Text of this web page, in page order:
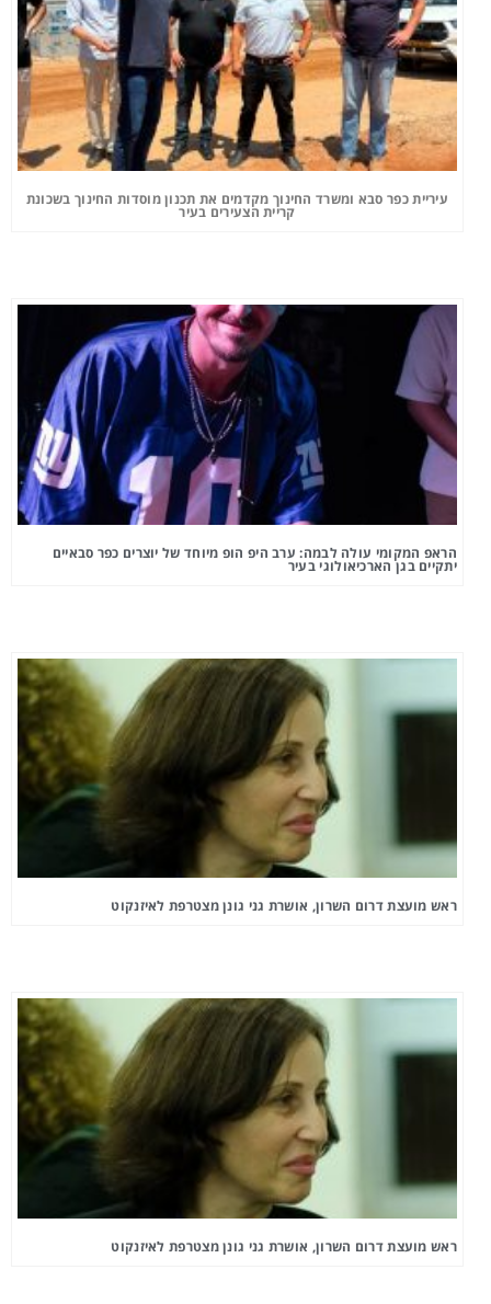
עיריית כפר סבא ומשרד החינוך מקדמים את תכנון מוסדות החינוך בשכונת
קריית הצעירים בעיר
הראפ המקומי עולה לבמה: ערב היפ הופ מיוחד של יוצרים כפר סבאיים
יתקיים בגן הארכיאולוגי בעיר
ראש מועצת דרום השרון, אושרת גני גונן מצטרפת לאיזנקוט
ראש מועצת דרום השרון, אושרת גני גונן מצטרפת לאיזנקוט